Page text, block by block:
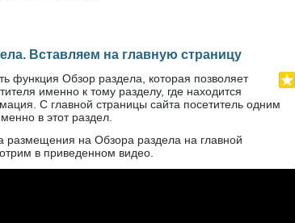
Вставляем на главную страницу
функция Обзор раздела, которая позволяет
именно к тому разделу, где находится
С главной страницы сайта посетитель одним
в этот раздел.
размещения на Обзора раздела на главной
в приведенном видео.